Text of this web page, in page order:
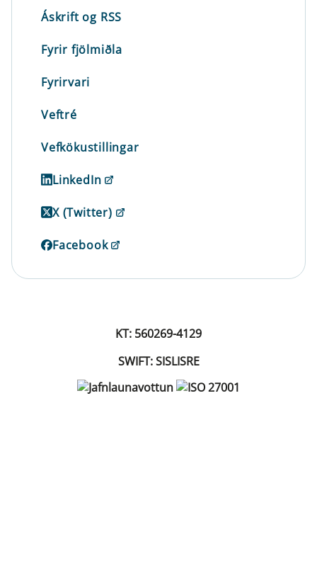
Áskrift og RSS
Fyrir fjölmiðla
Fyrirvari
Veftré
Vefkökustillingar
LinkedIn
X (Twitter)
Facebook
KT: 560269-4129
SWIFT: SISLISRE